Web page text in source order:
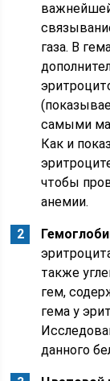
газа. В
самыми
Как и
чтобы
анемии.
также
гем,
гема у
данного